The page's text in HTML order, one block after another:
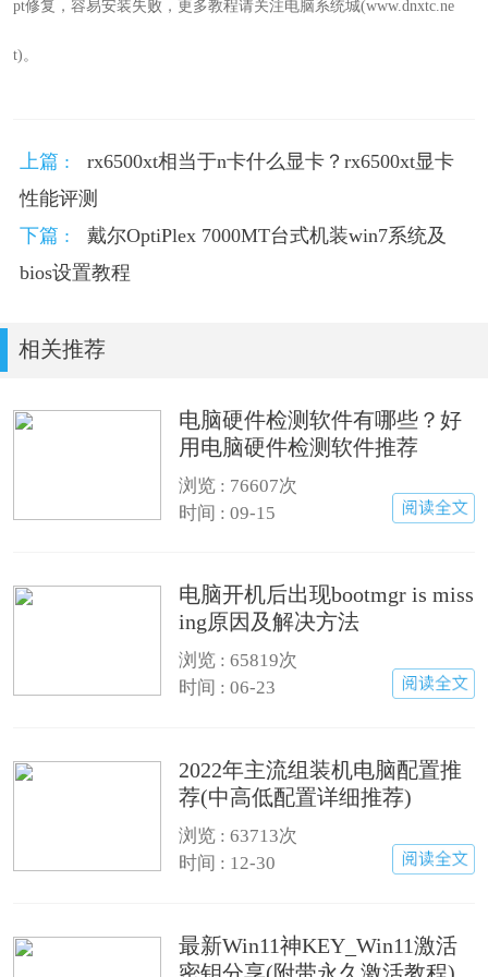
pt修复，容易安装失败，更多教程请关注电脑系统城(www.dnxtc.ne
t)。
上篇 :
rx6500xt相当于n卡什么显卡？rx6500xt显卡
性能评测
下篇 :
戴尔OptiPlex 7000MT台式机装win7系统及
bios设置教程
相关推荐
电脑硬件检测软件有哪些？好
用电脑硬件检测软件推荐
浏览 : 76607次
时间 : 09-15
电脑开机后出现bootmgr is miss
ing原因及解决方法
浏览 :65819次
时间 : 06-23
2022年主流组装机电脑配置推
荐(中高低配置详细推荐)
浏览 :63713次
时间 : 12-30
最新Win11神KEY_Win11激活